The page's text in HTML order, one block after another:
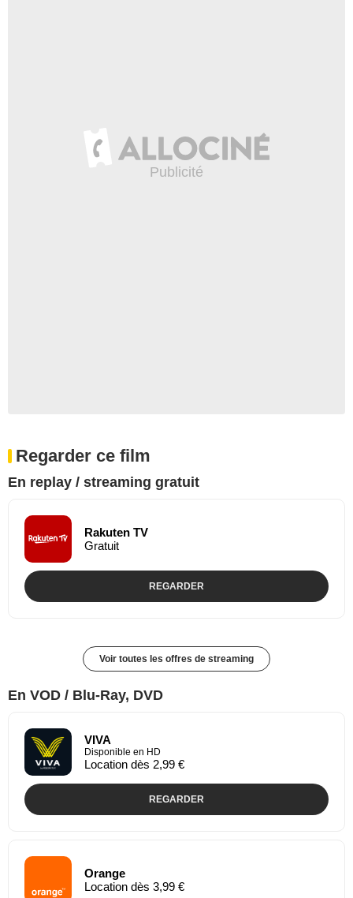
Regarder ce film
En replay / streaming gratuit
Rakuten TV
Gratuit
REGARDER
Voir toutes les offres de streaming
En VOD / Blu-Ray, DVD
VIVA
Disponible en HD
Location dès 2,99 €
REGARDER
Orange
Location dès 3,99 €